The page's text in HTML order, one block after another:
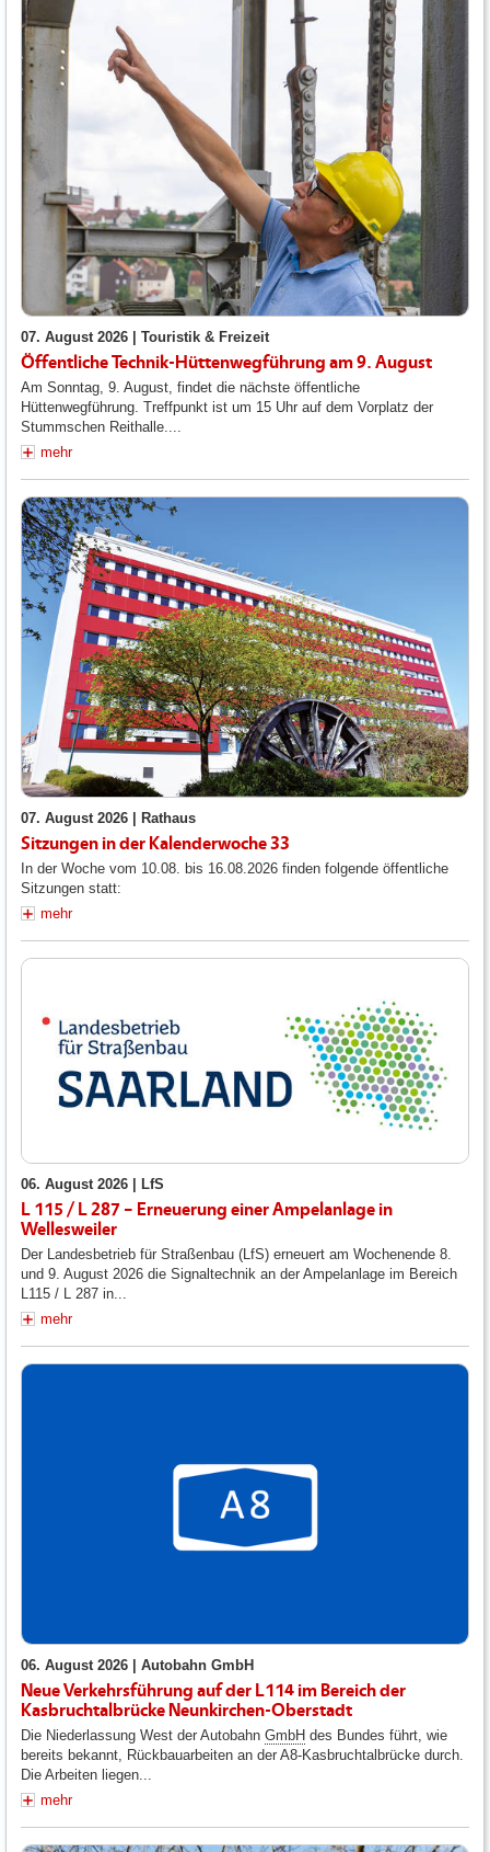
07. August 2026 | Touristik & Freizeit
Öffentliche Technik-Hüttenwegführung am 9. August
Am Sonntag, 9. August, findet die nächste öffentliche
Hüttenwegführung. Treffpunkt ist um 15 Uhr auf dem Vorplatz der
Stummschen Reithalle....
mehr
07. August 2026 | Rathaus
Sitzungen in der Kalenderwoche 33
In der Woche vom 10.08. bis 16.08.2026 finden folgende öffentliche
Sitzungen statt:
mehr
06. August 2026 | LfS
L 115 / L 287 – Erneuerung einer Ampelanlage in
Wellesweiler
Der Landesbetrieb für Straßenbau (LfS) erneuert am Wochenende 8.
und 9. August 2026 die Signaltechnik an der Ampelanlage im Bereich
L115 / L 287 in...
mehr
06. August 2026 | Autobahn GmbH
Neue Verkehrsführung auf der L114 im Bereich der
Kasbruchtalbrücke Neunkirchen-Oberstadt
Die Niederlassung West der Autobahn GmbH des Bundes führt, wie
bereits bekannt, Rückbauarbeiten an der A8-Kasbruchtalbrücke durch.
Die Arbeiten liegen...
mehr